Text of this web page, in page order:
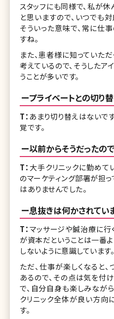
スタッフにも同様で、私が
と思いますので、いつでも
そういった意味で、常に仕
すね。
また、患者様に知っていた
考えているので、そうした
うことが多いです。
ープライベートとの切り
T： あまり切り替えはないで
覚です。
ー以前からそうだったので
T： 大手クリニックに勤めて
のマーケティング部署が担
はありませんでした。
ー息抜きは何かされてい
T：マッサージや鍼治療に行
が資本だということは一番
しないように意識しています。
ただ、仕事が楽しくなると
あるので、その点は気を付
で、自分自身も楽しみなが
クリニック全体が良い方向
す。